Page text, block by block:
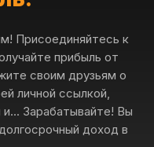
Присоединяйтесь к
прибыль от
своим друзьям о
личной ссылкой,
и... Зарабатывайте! Вы
доход в